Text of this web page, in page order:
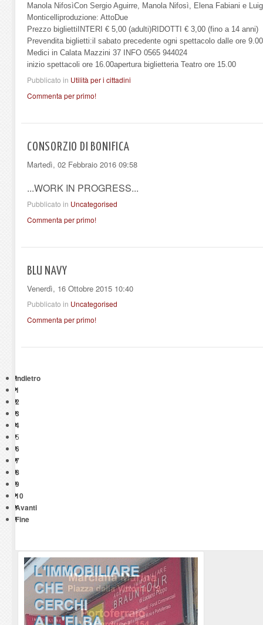
Manola NifosìCon Sergio Aguirre, Manola Nifosì, Elena Fabiani e
Monticelliproduzione: AttoDue
Prezzo bigliettiINTERI € 5,00 (adulti)RIDOTTI € 3,00 (fino a 14 anni)
Prevendita biglietti:il sabato precedente ogni spettacolo dalle ore
Medici in Calata Mazzini 37 INFO 0565 944024
inizio spettacoli ore 16.00apertura biglietteria Teatro ore 15.00
Pubblicato in Utilità per i cittadini
Commenta per primo!
CONSORZIO DI BONIFICA
Martedì, 02 Febbraio 2016 09:58
...WORK IN PROGRESS...
Pubblicato in Uncategorised
Commenta per primo!
BLU NAVY
Venerdì, 16 Ottobre 2015 10:40
Pubblicato in Uncategorised
Commenta per primo!
Indietro
1
2
3
4
5
6
7
8
9
10
Avanti
Fine